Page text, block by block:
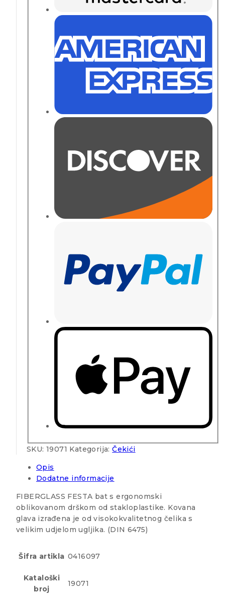
SKU: 19071 Kategorija:Čekići
Opis
Dodatne informacije
FIBERGLASS FESTA bat s ergonomski
oblikovanom drškom od stakloplastike. Kovana
glava izrađena je od visokokvalitetnog čelika s
velikim udjelom ugljika. (DIN 6475)
Šifra artikla 0416097
Kataloški
broj
19071